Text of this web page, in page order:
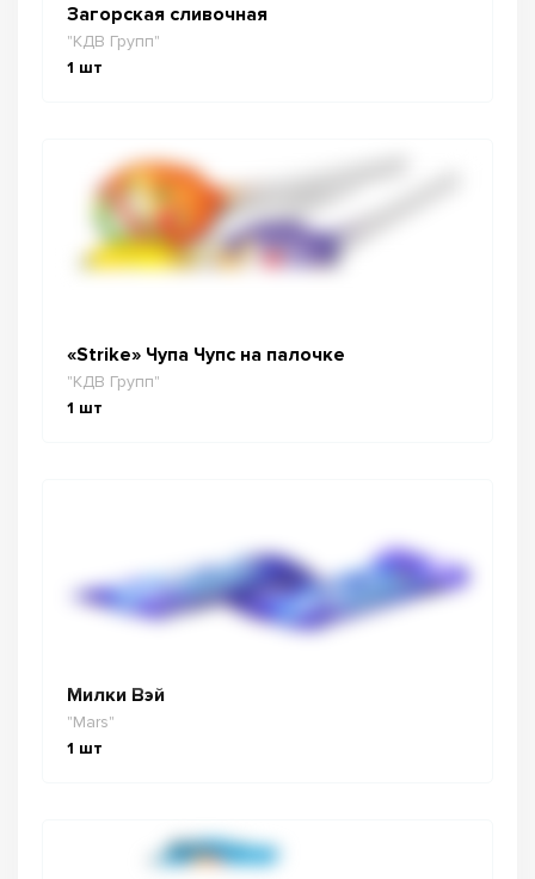
Загорская сливочная
"КДВ Групп"
1 шт
«Strike» Чупа Чупс на палочке
"КДВ Групп"
1 шт
Милки Вэй
"Mars"
1 шт